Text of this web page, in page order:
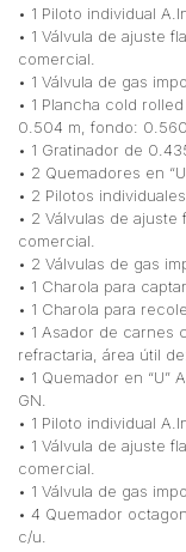
• 1 Piloto individual
• 1 Válvula de ajuste
comercial.
• 1 Válvula de gas
• 1 Plancha cold
0.504 m, fondo:
• 1 Gratinador de
• 2 Quemadores en
• 2 Pilotos
• 2 Válvulas de
comercial.
• 2 Válvulas de gas
• 1 Charola para
• 1 Charola para
• 1 Asador de carnes
refractaria, área útil
• 1 Quemador en
GN.
• 1 Piloto individual
• 1 Válvula de ajuste
comercial.
• 1 Válvula de gas
• 4 Quemador
c/u.